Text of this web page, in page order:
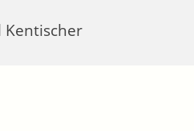
Kentischer